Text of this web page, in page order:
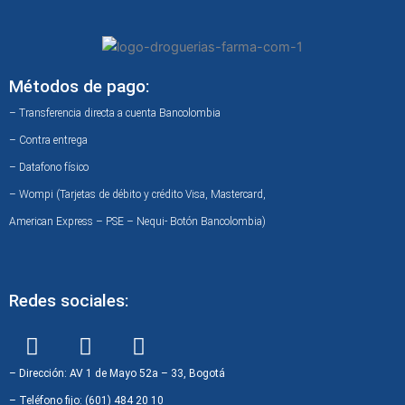
Métodos de pago:
– Transferencia directa a cuenta Bancolombia
– Contra entrega
– Datafono físico
– Wompi (Tarjetas de débito y crédito Visa, Mastercard,
American Express – PSE – Nequi- Botón Bancolombia)
Redes sociales:
F
a
c
I
n
s
W
h
a
– Dirección: AV 1 de Mayo 52a – 33, Bogotá
– Teléfono fijo: (601) 484 20 10